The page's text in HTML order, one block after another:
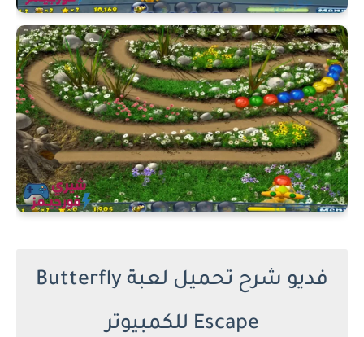
فديو شرح تحميل لعبة Butterfly
Escape للكمبيوتر